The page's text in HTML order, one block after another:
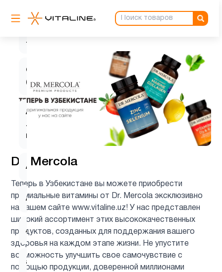
Dr. Mercola
Теперь в Узбекистане вы можете приобрести
премиальные витамины от Dr. Mercola эксклюзивно
на нашем сайте www.vitaline.uz! У нас представлен
широкий ассортимент этих высококачественных
продуктов, созданных для поддержания вашего
здоровья на каждом этапе жизни. Не упустите
возможность улучшить свое самочувствие с
помощью продукции, доверенной миллионами
лизин
Q10
(CoQ10)
Альфа-
липоевая
Аминокислоты
Антиоксиданты 6
Астахантин 1
ацетилцистеин